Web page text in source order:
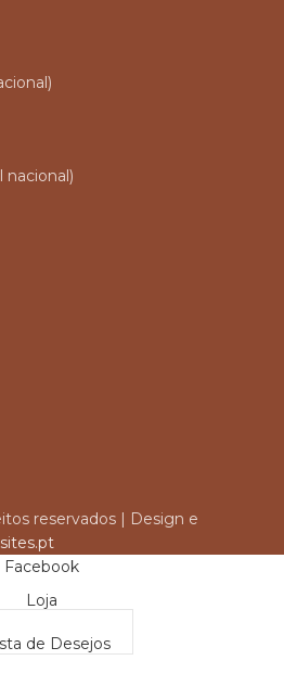
nacional)
reservados | Design e
Facebook
Loja
de Desejos